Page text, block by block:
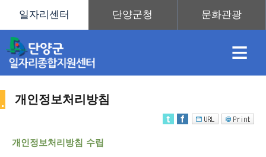
≡
개인정보처리방침
개인정보처리방침 수립